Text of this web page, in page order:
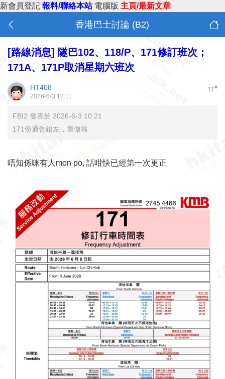
新會員登記 報料/聯絡本站 電腦版 主頁/最新文章
香港巴士討論 (B2)
[路線消息] 隧巴102、118/P、171修訂班次；
171A、171P取消星期六班次
11#
HT408
2026-6-3 12:11
FBI2 發表於 2026-6-3 10:21
171份通告錯左，重做啦
唔知係咪有人mon po, 話咁快已經第一次更正